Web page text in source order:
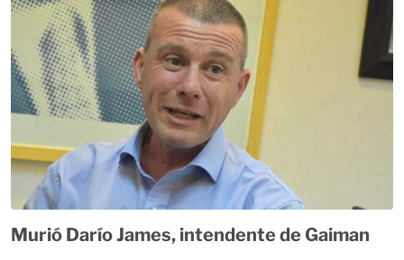
Murió Darío James, intendente de Gaiman